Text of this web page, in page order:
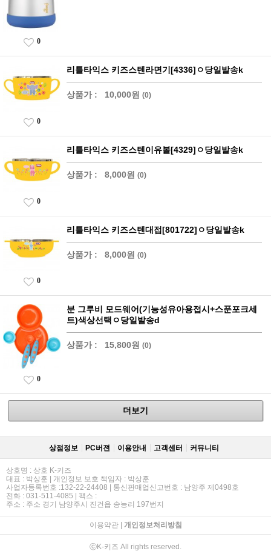
0
리틀타익스 키즈스텐라면기[4336]ㅇ당일발송k
상품가 : 10,000원 (0)
0
리틀타익스 키즈스텐이유볼[4329]ㅇ당일발송k
상품가 : 8,000원 (0)
0
리틀타익스 키즈스텐대접[801722]ㅇ당일발송k
상품가 : 8,000원 (0)
0
분 그루비 모드웨어(기능성유아용접시+스푼포크세
트)색상선택ㅇ당일발송d
상품가 : 15,800원 (0)
0
더보기
상점정보 PC버젼 이용안내 고객센터 커뮤니티
상호명 : 상호 K-키즈
대표 : 박상훈 | 개인정보 보호 책임자 : 박상훈
사업자등록번호 :132-22-24408 | 통신판매업신고번호 : 남양주 제0498호
전화 : 031-511-4085 | 팩스 :
주소 : 주소 경기 남양주시 진건읍 송능리 197번지
이용약관| 개인정보처리방침
ⓒK-키즈 All rights reserved.